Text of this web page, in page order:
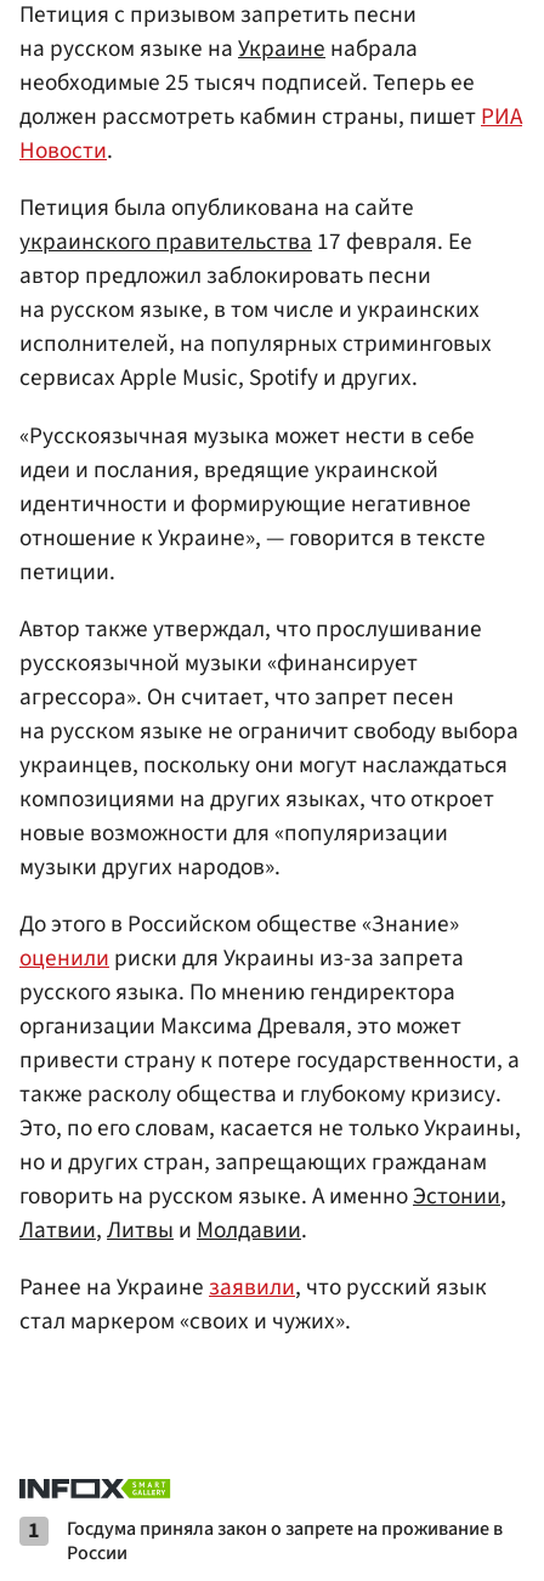
Петиция с призывом запретить песни
на русском языке наУкраиненабрала
необходимые 25 тысяч подписей. Теперь ее
должен рассмотреть кабмин страны, пишетРИА
Новости.
Петиция была опубликована на сайте
украинского правительства17 февраля. Ее
автор предложил заблокировать песни
на русском языке, в том числе и украинских
исполнителей, на популярных стриминговых
сервисах Apple Music, Spotify и других.
«Русскоязычная музыка может нести в себе
идеи и послания, вредящие украинской
идентичности и формирующие негативное
отношение к Украине», — говорится в тексте
петиции.
Автор также утверждал, что прослушивание
русскоязычной музыки «финансирует
агрессора». Он считает, что запрет песен
на русском языке не ограничит свободу выбора
украинцев, поскольку они могут наслаждаться
композициями на других языках, что откроет
новые возможности для «популяризации
музыки других народов».
До этого в Российском обществе «Знание»
оценилириски для Украины из-за запрета
русского языка. По мнению гендиректора
организации Максима Древаля, это может
привести страну к потере государственности, а
также расколу общества и глубокому кризису.
Это, по его словам, касается не только Украины,
но и других стран, запрещающих гражданам
говорить на русском языке. А именноЭстонии,
Латвии,ЛитвыиМолдавии.
Ранее на Украинезаявили, что русский язык
стал маркером «своих и чужих».
1
Госдума приняла закон о запрете на проживание в
России